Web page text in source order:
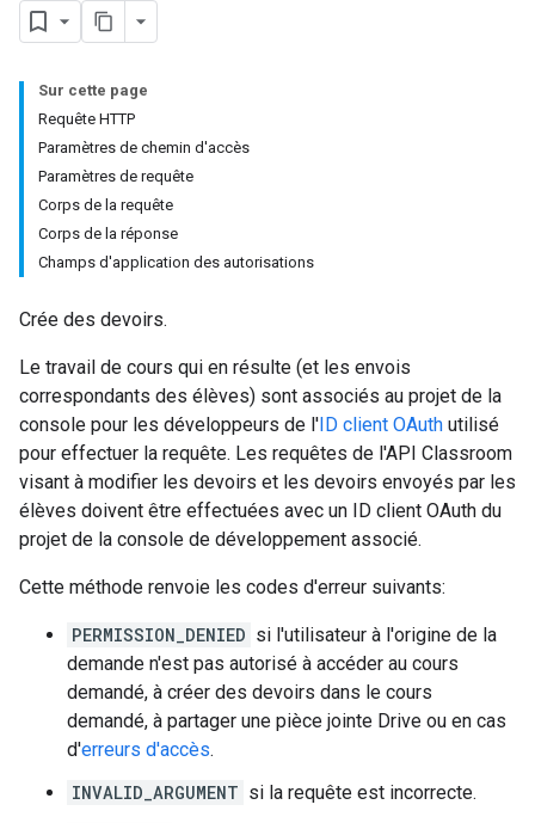
Sur cette page
Requête HTTP
Paramètres de chemin d'accès
Paramètres de requête
Corps de la requête
Corps de la réponse
Champs d'application des autorisations
Crée des devoirs.
Le travail de cours qui en résulte (et les envois
correspondants des élèves) sont associés au projet de la
console pour les développeurs de l'ID client OAuth utilisé
pour effectuer la requête. Les requêtes de l'API Classroom
visant à modifier les devoirs et les devoirs envoyés par les
élèves doivent être effectuées avec un ID client OAuth du
projet de la console de développement associé.
Cette méthode renvoie les codes d'erreur suivants:
PERMISSION_DENIED si l'utilisateur à l'origine de la
demande n'est pas autorisé à accéder au cours
demandé, à créer des devoirs dans le cours
demandé, à partager une pièce jointe Drive ou en cas
d'erreurs d'accès.
INVALID_ARGUMENT si la requête est incorrecte.